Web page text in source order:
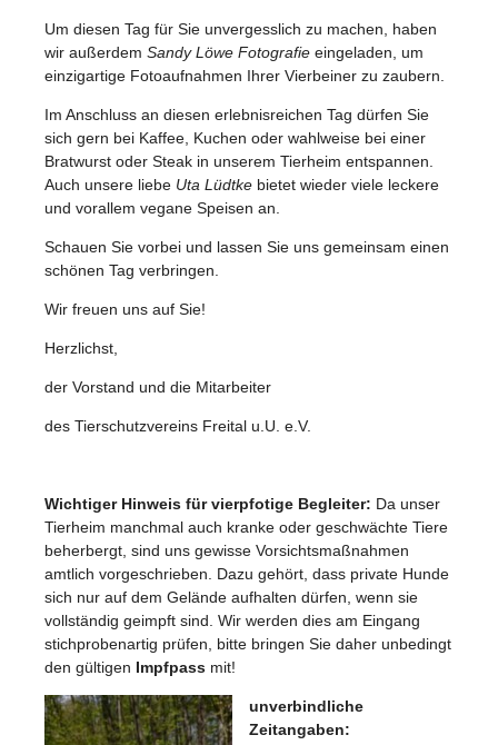
Um diesen Tag für Sie unvergesslich zu machen, haben
wir außerdem Sandy Löwe Fotografie eingeladen, um
einzigartige Fotoaufnahmen Ihrer Vierbeiner zu zaubern.
Im Anschluss an diesen erlebnisreichen Tag dürfen Sie
sich gern bei Kaffee, Kuchen oder wahlweise bei einer
Bratwurst oder Steak in unserem Tierheim entspannen.
Auch unsere liebe Uta Lüdtke bietet wieder viele leckere
und vorallem vegane Speisen an.
Schauen Sie vorbei und lassen Sie uns gemeinsam einen
schönen Tag verbringen.
Wir freuen uns auf Sie!
Herzlichst,
der Vorstand und die Mitarbeiter
des Tierschutzvereins Freital u.U. e.V.
Wichtiger Hinweis für vierpfotige Begleiter: Da unser
Tierheim manchmal auch kranke oder geschwächte Tiere
beherbergt, sind uns gewisse Vorsichtsmaßnahmen
amtlich vorgeschrieben. Dazu gehört, dass private Hunde
sich nur auf dem Gelände aufhalten dürfen, wenn sie
vollständig geimpft sind. Wir werden dies am Eingang
stichprobenartig prüfen, bitte bringen Sie daher unbedingt
den gültigen Impfpass mit!
unverbindliche
Zeitangaben: